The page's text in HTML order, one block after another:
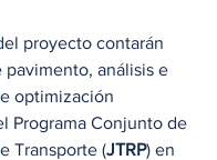
proyecto contarán
pavimento, análisis e
optimización
Programa Conjunto de
Transporte (JTRP) en